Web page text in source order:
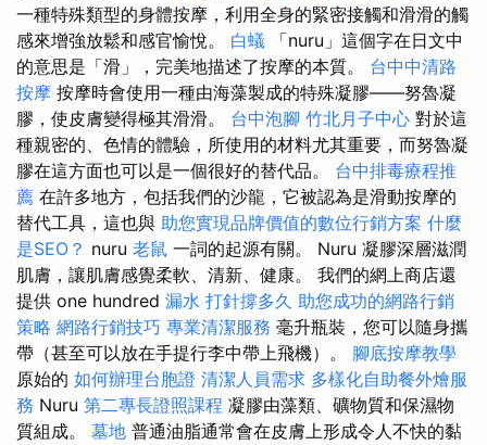
一種特殊類型的身體按摩，利用全身的緊密接觸和滑滑的觸
感來增強放鬆和感官愉悅。 白蟻 「nuru」這個字在日文中
的意思是「滑」，完美地描述了按摩的本質。 台中中清路
按摩 按摩時會使用一種由海藻製成的特殊凝膠——努魯凝
膠，使皮膚變得極其滑滑。 台中泡腳 竹北月子中心 對於這
種親密的、色情的體驗，所使用的材料尤其重要，而努魯凝
膠在這方面也可以是一個很好的替代品。 台中排毒療程推
薦 在許多地方，包括我們的沙龍，它被認為是滑動按摩的
替代工具，這也與 助您實現品牌價值的數位行銷方案 什麼
是SEO？ nuru 老鼠 一詞的起源有關。 Nuru 凝膠深層滋潤
肌膚，讓肌膚感覺柔軟、清新、健康。 我們的網上商店還
提供 one hundred 漏水 打針撐多久 助您成功的網路行銷
策略 網路行銷技巧 專業清潔服務 毫升瓶裝，您可以隨身攜
帶（甚至可以放在手提行李中帶上飛機）。 腳底按摩教學
原始的 如何辦理台胞證 清潔人員需求 多樣化自助餐外燴服
務 Nuru 第二專長證照課程 凝膠由藻類、礦物質和保濕物
質組成。 墓地 普通油脂通常會在皮膚上形成令人不快的黏